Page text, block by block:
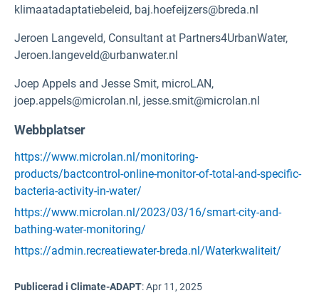
klimaatadaptatiebeleid, baj.hoefeijzers@breda.nl
Jeroen Langeveld, Consultant at Partners4UrbanWater,
Jeroen.langeveld@urbanwater.nl
Joep Appels and Jesse Smit, microLAN,
joep.appels@microlan.nl, jesse.smit@microlan.nl
Webbplatser
https://www.microlan.nl/monitoring-
products/bactcontrol-online-monitor-of-total-and-specific-
bacteria-activity-in-water/
https://www.microlan.nl/2023/03/16/smart-city-and-
bathing-water-monitoring/
https://admin.recreatiewater-breda.nl/Waterkwaliteit/
Publicerad i Climate-ADAPT:Apr 11, 2025